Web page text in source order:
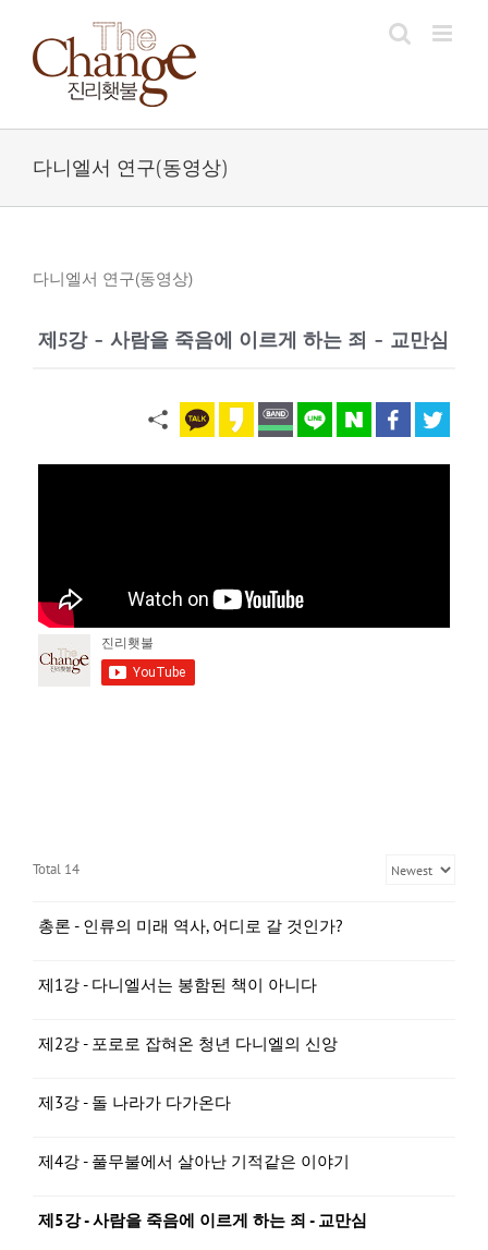
content
다니엘서 연구(동영상)
다니엘서 연구(동영상)
제5강 - 사람을 죽음에 이르게 하는 죄 - 교만심
Total 14
총론 - 인류의 미래 역사, 어디로 갈 것인가?
제1강 - 다니엘서는 봉함된 책이 아니다
제2강 - 포로로 잡혀온 청년 다니엘의 신앙
제3강 - 돌 나라가 다가온다
제4강 - 풀무불에서 살아난 기적같은 이야기
제5강 - 사람을 죽음에 이르게 하는 죄 - 교만심